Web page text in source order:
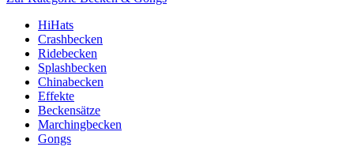
HiHats
Crashbecken
Ridebecken
Splashbecken
Chinabecken
Effekte
Beckensätze
Marchingbecken
Gongs